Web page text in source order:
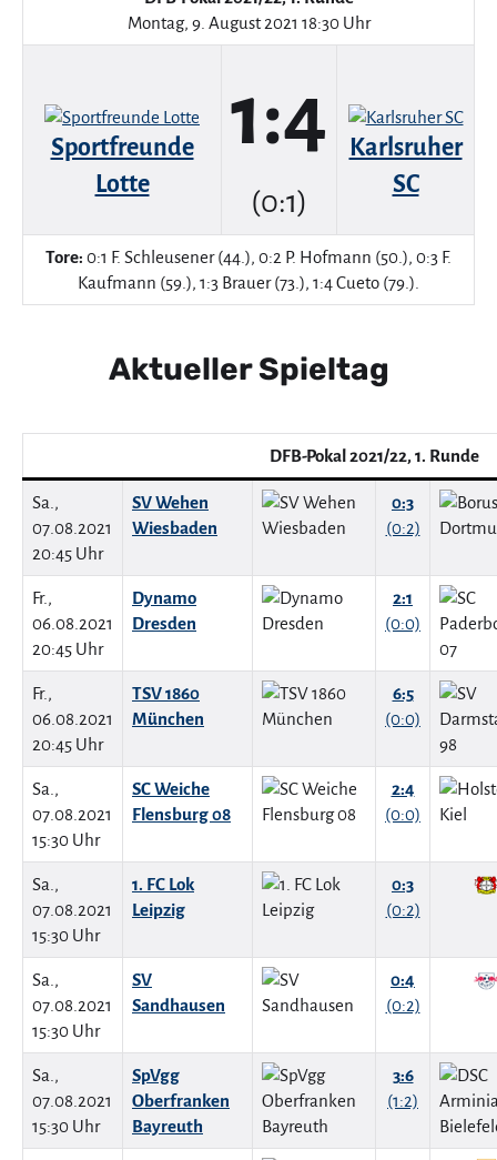
Montag, 9. August 2021 18:30 Uhr
Sportfreunde
Lotte
1:4
(0:1)
Karlsruher
SC
Tore: 0:1 F. Schleusener (44.), 0:2 P. Hofmann (50.), 0:3 F.
Kaufmann (59.), 1:3 Brauer (73.), 1:4 Cueto (79.).
Aktueller Spieltag
DFB-Pokal 2021/22, 1. Runde
Sa.,
07.08.2021
20:45 Uhr
SV Wehen
Wiesbaden
0:3
(0:2)
Fr.,
06.08.2021
20:45 Uhr
Dynamo
Dresden
2:1
(0:0)
Fr.,
06.08.2021
20:45 Uhr
TSV 1860
München
6:5
(0:0)
Sa.,
07.08.2021
15:30 Uhr
SC Weiche
Flensburg 08
2:4
(0:0)
Sa.,
07.08.2021
15:30 Uhr
1. FC Lok
Leipzig
0:3
(0:2)
Sa.,
07.08.2021
15:30 Uhr
SV
Sandhausen
0:4
(0:2)
Sa.,
07.08.2021
15:30 Uhr
SpVgg
Oberfranken
Bayreuth
3:6
(1:2)